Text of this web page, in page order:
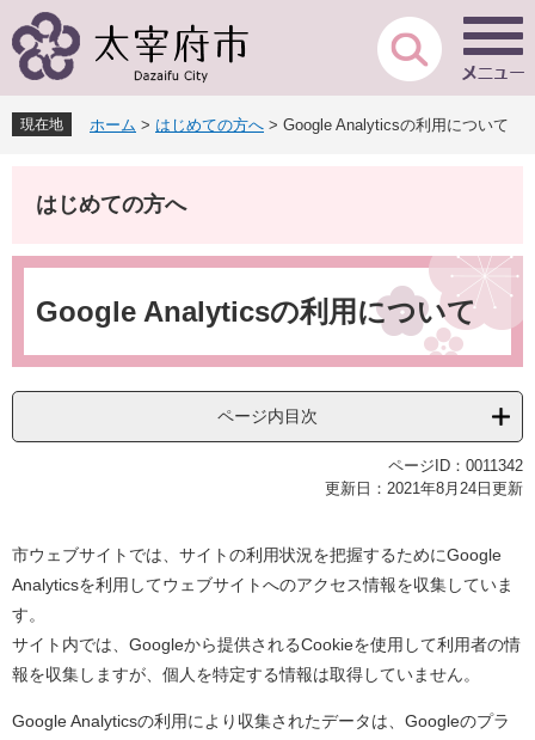
ー
先
頭
ニ
を
飛
現在地 ホーム > はじめての方へ > Google Analyticsの利用について
はじめての方へ
本
Google Analyticsの利用について
ページ内目次
ページID：0011342
更新日：2021年8月24日更新
市ウェブサイトでは、サイトの利用状況を把握するためにGoogle
Analyticsを利用してウェブサイトへのアクセス情報を収集していま
す。
サイト内では、Googleから提供されるCookieを使用して利用者の情
報を収集しますが、個人を特定する情報は取得していません。
Google Analyticsの利用により収集されたデータは、Googleのプラ